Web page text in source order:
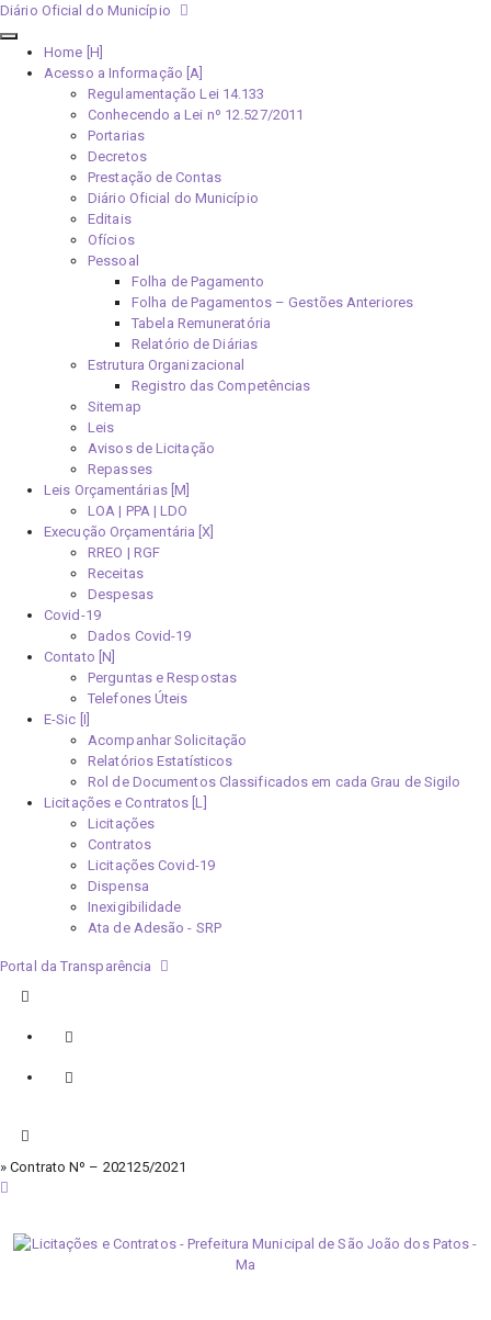
Diário Oficial do Município
Home [H]
Acesso a Informação [A]
Regulamentação Lei 14.133
Conhecendo a Lei nº 12.527/2011
Portarias
Decretos
Prestação de Contas
Diário Oficial do Município
Editais
Ofícios
Pessoal
Folha de Pagamento
Folha de Pagamentos – Gestões Anteriores
Tabela Remuneratória
Relatório de Diárias
Estrutura Organizacional
Registro das Competências
Sitemap
Leis
Avisos de Licitação
Repasses
Leis Orçamentárias [M]
LOA | PPA | LDO
Execução Orçamentária [X]
RREO | RGF
Receitas
Despesas
Covid-19
Dados Covid-19
Contato [N]
Perguntas e Respostas
Telefones Úteis
E-Sic [I]
Acompanhar Solicitação
Relatórios Estatísticos
Rol de Documentos Classificados em cada Grau de Sigilo
Licitações e Contratos [L]
Licitações
Contratos
Licitações Covid-19
Dispensa
Inexigibilidade
Ata de Adesão - SRP
Portal da Transparência
» Contrato Nº – 202125/2021